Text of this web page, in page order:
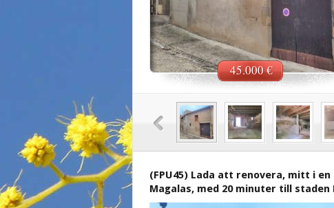
45.000 €
(FPU45) Lada att renovera, mitt i
Magalas, med 20 minuter till staden